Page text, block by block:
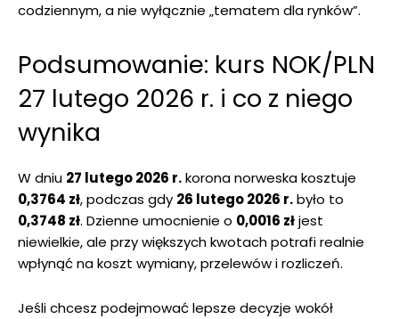
codziennym, a nie wyłącznie „tematem dla rynków”.
Podsumowanie: kurs NOK/PLN
27 lutego 2026 r. i co z niego
wynika
W dniu 27 lutego 2026 r.korona norweska kosztuje
0,3764 zł, podczas gdy 26 lutego 2026 r.było to
0,3748 zł. Dzienne umocnienie o 0,0016 złjest
niewielkie, ale przy większych kwotach potrafi realnie
wpłynąć na koszt wymiany, przelewów i rozliczeń.
Jeśli chcesz podejmować lepsze decyzje wokół